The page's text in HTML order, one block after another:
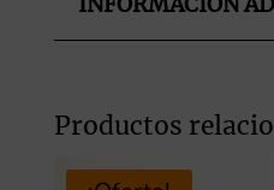
Productos